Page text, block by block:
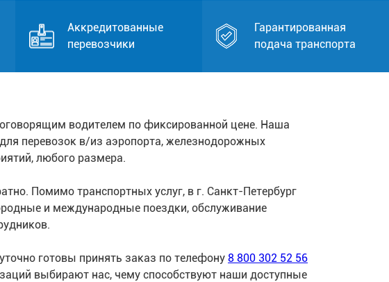
Аккредитованные
перевозчики
Гарантированная
подача транспорта
водителем по фиксированной цене. Наша
перевозок в/из аэропорта, железнодорожных
любого размера.
Помимо транспортных услуг, в г. Санкт-Петербург
и международные поездки, обслуживание
готовы принять заказ по телефону 8 800 302 52 56
выбирают нас, чему способствуют наши доступные